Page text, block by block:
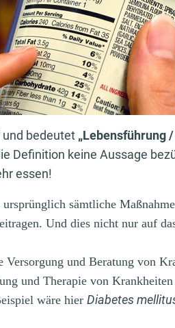
und bedeutet „Lebensführung
Definition keine Aussage
essen!
ursprünglich sämtliche
Und dies nicht nur auf
und Beratung von
und Therapie von Krankheiten
wäre hier Diabetes